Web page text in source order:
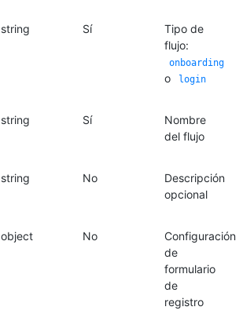
string Sí
Tipo de
flujo:
onboarding
o login
string Sí
Nombre
del flujo
string No
Descripción
opcional
object No
Configuración
de
formulario
de
registro